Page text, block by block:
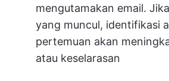
mengutamakan email.
yang muncul, identifikasi
pertemuan akan
atau keselarasan